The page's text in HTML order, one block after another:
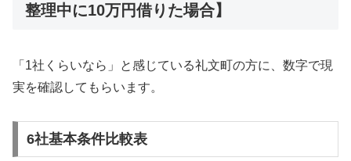
整理中に10万円借りた場合】
「1社くらいなら」と感じている礼文町の方に、数字で現
実を確認してもらいます。
6社基本条件比較表